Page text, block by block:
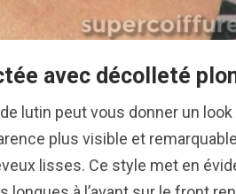
avec décolleté
lutin peut vous donner un
plus visible et
lisses. Ce style met en